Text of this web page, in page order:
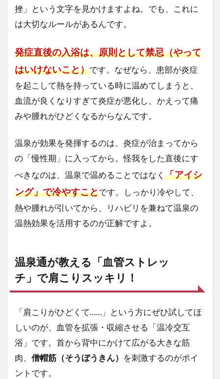
挫」という文字を見かけますよね。でも、これに
は大切なルールがあるんです。
発症直後の入浴は、原則として禁忌（やって
はいけないこと）です。なぜなら、患部が炎症
を起こして熱を持っている時に温めてしまうと、
血流が良くなりすぎて炎症が悪化し、かえって痛
みや腫れがひどくなるからなんです。
温泉が効果を発揮するのは、炎症が治まってから
の「慢性期」に入ってから。怪我をした直後にす
べきなのは、温泉で温めることではなく 「アイシ
ング」で冷やすことです。しっかり冷やして、
熱や腫れが引いてから、リハビリを兼ねて温泉の
温熱効果を活用するのが正解ですよ。
温泉通が教える「血管ストレッ
チ」で肩こりスッキリ！
「肩こりがひどくて……」という方にぜひ試してほ
しいのが、血管を拡張・収縮させる「温冷交互
浴」です。首から背中にかけて広がる大きな筋
肉、 僧帽筋（そうぼうきん） を刺激するのがポイ
ントです。